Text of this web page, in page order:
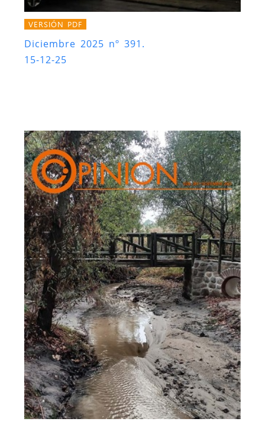
VERSIÓN PDF
Diciembre 2025 nº 391.
15-12-25